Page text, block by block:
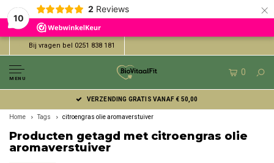
10
2 Reviews ×
Bij vragen bel 0251 838 181
MENU
0
VERZENDING GRATIS VANAF € 50,00
Home Tags citroengras olie aromaverstuiver
Producten getagd met citroengras olie
aromaverstuiver